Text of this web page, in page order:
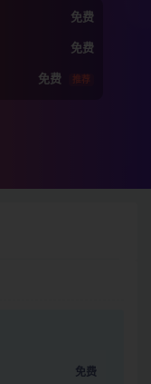
免费
免费
免费 推荐
免费